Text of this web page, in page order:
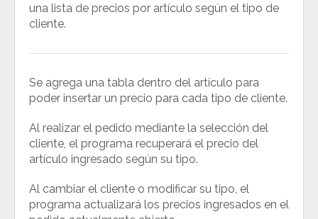
una lista de precios por artículo según el tipo de
cliente.
Se agrega una tabla dentro del artículo para
poder insertar un precio para cada tipo de cliente.
Al realizar el pedido mediante la selección del
cliente, el programa recuperará el precio del
artículo ingresado según su tipo.
Al cambiar el cliente o modificar su tipo, el
programa actualizará los precios ingresados ​​en el